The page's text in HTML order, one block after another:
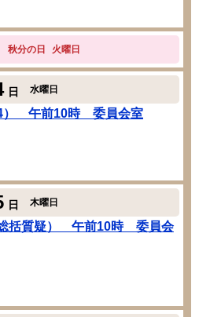
秋分の日 火曜日
日 水曜日
） 午前10時 委員会室
日 木曜日
括質疑） 午前10時 委員会